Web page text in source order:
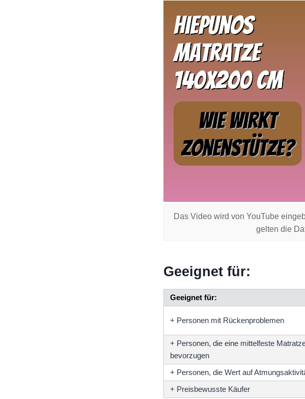
Das Video wird von YouTube
gelten die
Geeignet für:
Geeignet für:
+ Personen mit Rückenproblemen
+ Personen, die eine mittelfeste
bevorzugen
+ Personen, die Wert auf
+ Preisbewusste Käufer